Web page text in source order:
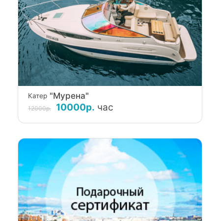
Катер"Мурена"
12000р. 10000р. час